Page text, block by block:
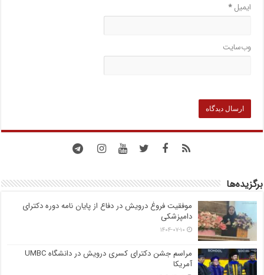
ایمیل*
وب‌سایت
برگزیده‌ها
موفقیت فروغ درویش در دفاع از پایان نامه دوره دکترای
دامپزشکی
۱۴۰۴-۰۷-۱۰
مراسم جشن دکترای کسری درویش در دانشگاه UMBC
آمریکا